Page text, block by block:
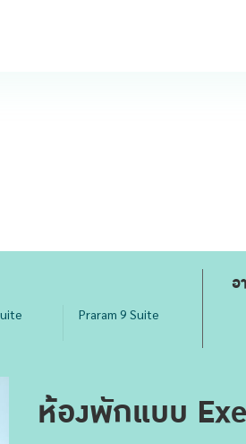
Praram 9 Suite
อ
ห้องพักแบบ